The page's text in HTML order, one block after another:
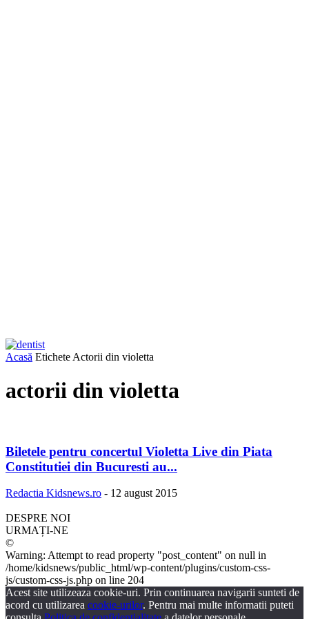
Acasă Etichete Actorii din violetta
actorii din violetta
Biletele pentru concertul Violetta Live din Piata
Constitutiei din Bucuresti au...
Redactia Kidsnews.ro - 12 august 2015
DESPRE NOI
URMAȚI-NE
©
Warning: Attempt to read property "post_content" on null in
/home/kidsnews/public_html/wp-content/plugins/custom-css-
js/custom-css-js.php on line 204
Acest site utilizeaza cookie-uri. Prin continuarea navigarii sunteti de
acord cu utilizarea cookie-urilor. Pentru mai multe informatii puteti